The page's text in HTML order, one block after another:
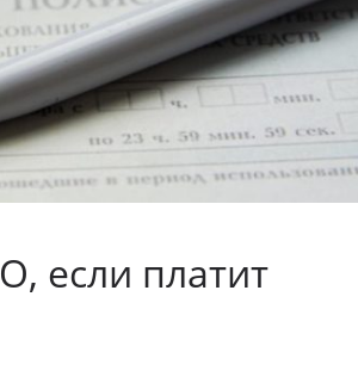
если платит